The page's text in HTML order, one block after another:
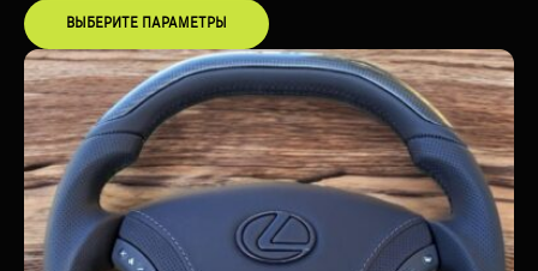
ВЫБЕРИТЕ ПАРАМЕТРЫ